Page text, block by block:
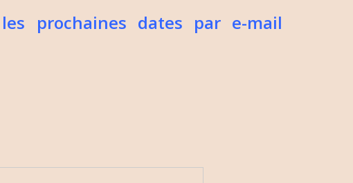
prochaines dates par e-mail